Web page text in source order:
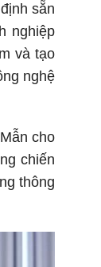
sẵn
nghiệp
và tạo
nghệ
cho
chiến
thông